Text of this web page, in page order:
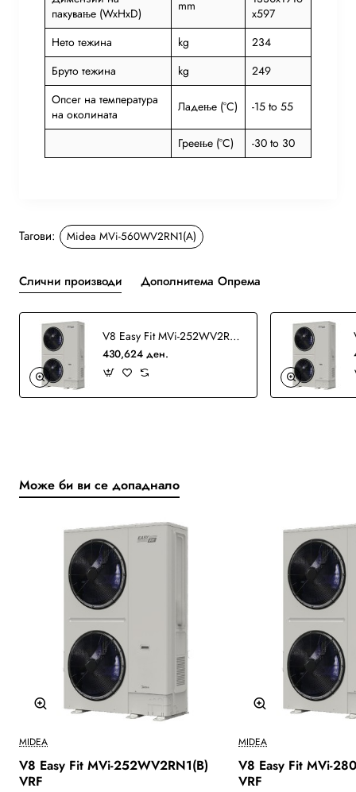
пакување (WxHxD)
mm
x597
Нето тежина
kg
234
Бруто тежина
kg
249
Опсег на температура
на околината
Ладење (°C) -15 to 55
Греење (°C) -30 to 30
Тагови: Midea MVi-560WV2RN1(A)
Слични производи Дополнитема Опрема
V8 Easy Fit MVi-252WV2RN1(B) VRF
430,624 ден.
Може би ви се допаднало
Бесплатна Достава
MIDEA
V8 Easy Fit MVi-252WV2RN1(B)
VRF
MIDEA
V8 Easy Fit MVi-
VRF